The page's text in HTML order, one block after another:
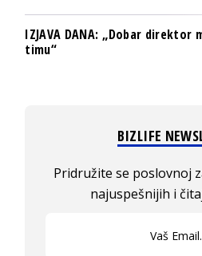
IZJAVA DANA: „Dobar direktor
timu“
BIZLIFE
Pridružite se poslovnoj
najuspešnijih i